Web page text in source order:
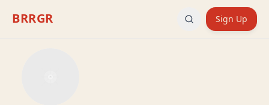
BRRGR Sign Up